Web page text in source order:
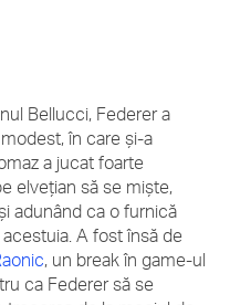
Bellucci, Federer a
în care şi-a
a jucat foarte
elveţian să se mişte,
adunând ca o furnică
A fost însă de
, un break în game-ul
ca Federer să se